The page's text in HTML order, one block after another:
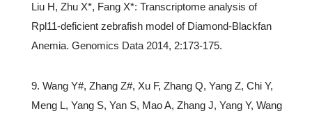
Liu H, Zhu X*, Fang X*: Transcriptome analysis of
Rpl11-deficient zebrafish model of Diamond-Blackfan
Anemia. Genomics Data 2014, 2:173-175.
9. Wang Y#, Zhang Z#, Xu F, Zhang Q, Yang Z, Chi Y,
Meng L, Yang S, Yan S, Mao A, Zhang J, Yang Y, Wang